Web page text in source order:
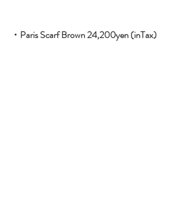
・Paris Scarf Brown 24,200yen (inTax)